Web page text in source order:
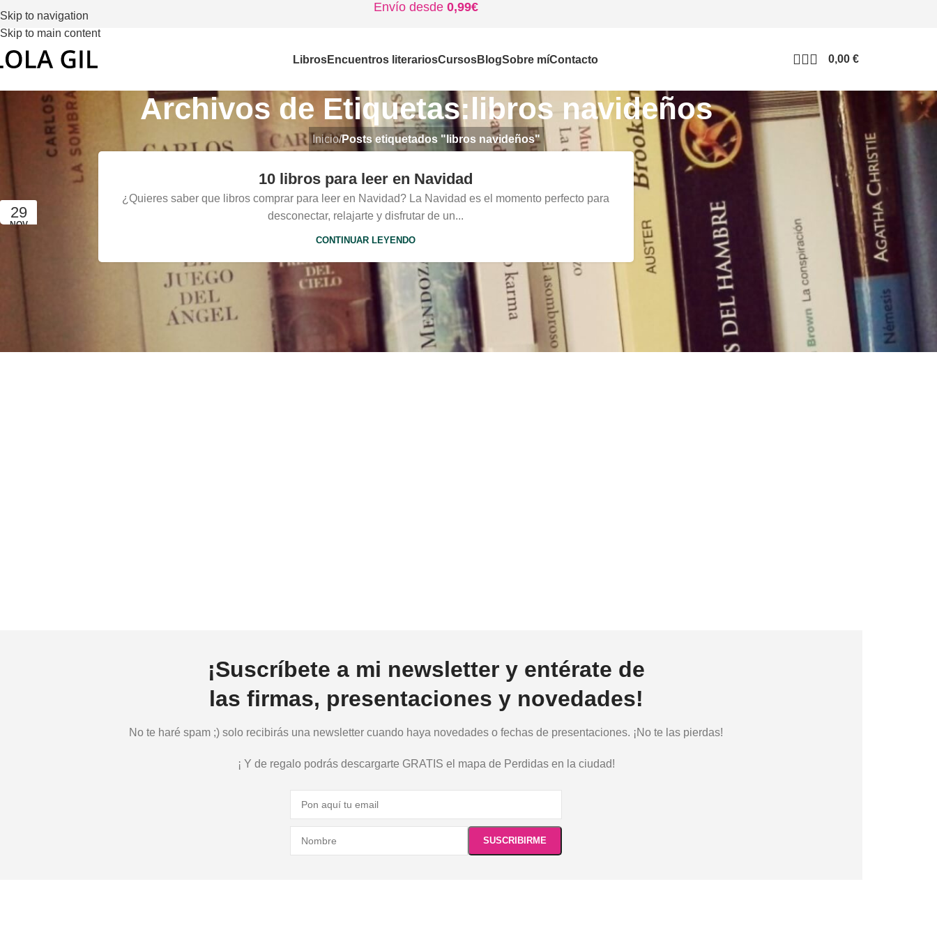
Skip to navigation
Skip to main content
Envío desde 0,99€
LibrosEncuentros literariosCursosBlogSobre míContacto 0,00 €
Archivos de Etiquetas:libros navideños
Inicio/Posts etiquetados "libros navideños"
29
NOV
10 libros para leer en Navidad
¿Quieres saber que libros comprar para leer en Navidad? La Navidad es el momento perfecto para
desconectar, relajarte y disfrutar de un...
CONTINUAR LEYENDO
CATEGORÍAS BLOG
Blog
Entrevistas
Eventos/Firmas
Lectura en colegios
Lola Correctora
Mis libros
¡Suscríbete a mi newsletter y entérate de
las firmas, presentaciones y novedades!
No te haré spam ;) solo recibirás una newsletter cuando haya novedades o fechas de presentaciones. ¡No te las pierdas!
¡ Y de regalo podrás descargarte GRATIS el mapa de Perdidas en la ciudad!